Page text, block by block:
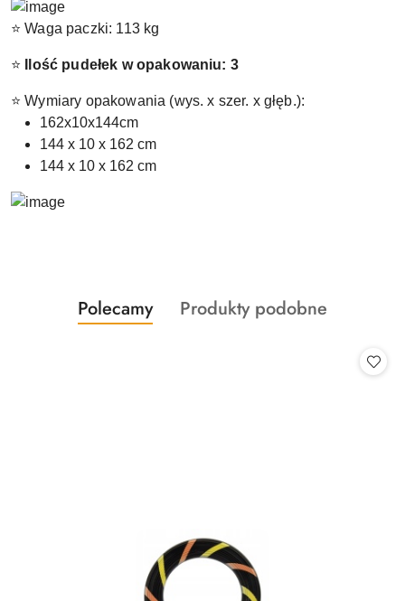
⭐ Waga paczki: 113 kg
⭐ Ilość pudełek w opakowaniu: 3
⭐ Wymiary opakowania (wys. x szer. x głęb.):
162x10x144cm
144 x 10 x 162 cm
144 x 10 x 162 cm
Pomiń karuzelę produktów
Produkty
o
Polecamy
Produkty
Produkty podobne